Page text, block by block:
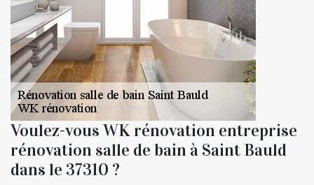
Voulez-vous WK rénovation entreprise
rénovation salle de bain à Saint Bauld
dans le 37310 ?